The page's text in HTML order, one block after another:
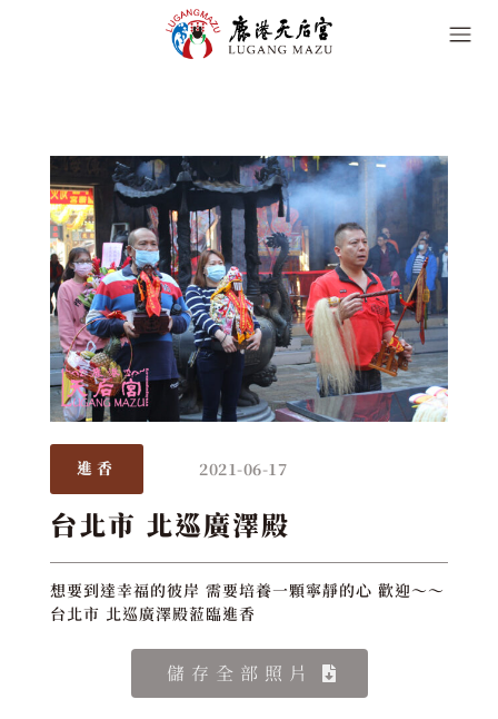
進香 2021-06-17
台北市 北巡廣澤殿
想要到達幸福的彼岸 需要培養一顆寧靜的心 歡迎～～
台北市 北巡廣澤殿蒞臨進香
儲存全部照片